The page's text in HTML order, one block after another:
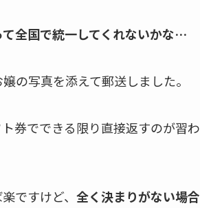
全国で統一してくれないかな…
の写真を添えて郵送しました。
券でできる限り直接返すのが習わ
ですけど、 全く決まりがない場合